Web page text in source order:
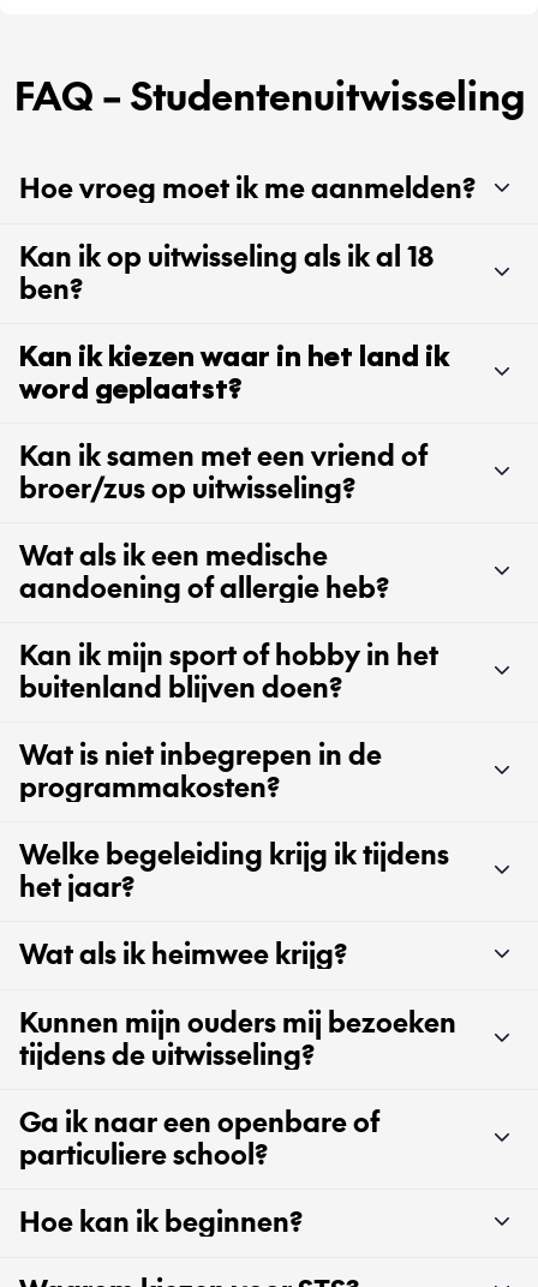
FAQ – Studentenuitwisseling
Hoe vroeg moet ik me aanmelden?
Kan ik op uitwisseling als ik al 18
ben?
Kan ik kiezen waar in het land ik
word geplaatst?
Kan ik samen met een vriend of
broer/zus op uitwisseling?
Wat als ik een medische
aandoening of allergie heb?
Kan ik mijn sport of hobby in het
buitenland blijven doen?
Wat is niet inbegrepen in de
programmakosten?
Welke begeleiding krijg ik tijdens
het jaar?
Wat als ik heimwee krijg?
Kunnen mijn ouders mij bezoeken
tijdens de uitwisseling?
Ga ik naar een openbare of
particuliere school?
Hoe kan ik beginnen?